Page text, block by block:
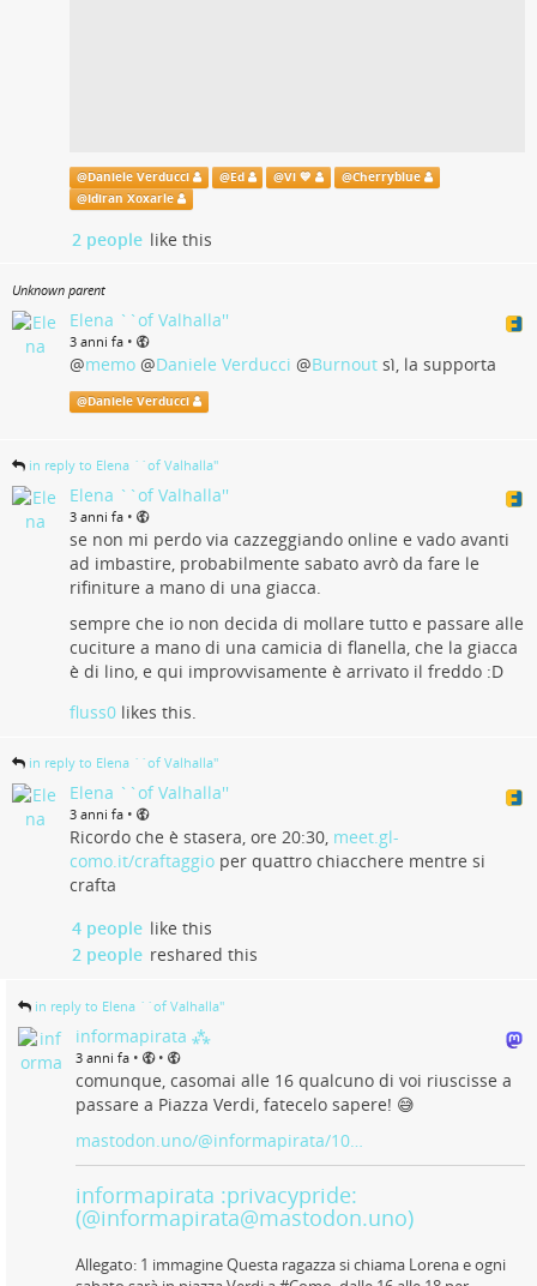
@Daniele Verducci @Ed @Vi 💙 @Cherryblue
@Idiran Xoxarle
2 people like this
Unknown parent
Elena ``of Valhalla''
3 anni fa •
@memo @Daniele Verducci @Burnout sì, la supporta
@Daniele Verducci
in reply to Elena ``of Valhalla''
Elena ``of Valhalla''
3 anni fa •
se non mi perdo via cazzeggiando online e vado avanti
ad imbastire, probabilmente sabato avrò da fare le
rifiniture a mano di una giacca.
sempre che io non decida di mollare tutto e passare alle
cuciture a mano di una camicia di flanella, che la giacca
è di lino, e qui improvvisamente è arrivato il freddo :D
fluss0 likes this.
in reply to Elena ``of Valhalla''
Elena ``of Valhalla''
3 anni fa •
Ricordo che è stasera, ore 20:30, meet.gl-
como.it/craftaggio per quattro chiacchere mentre si
crafta
4 people like this
2 people reshared this
in reply to Elena ``of Valhalla''
informapirata ⁂
3 anni fa • •
comunque, casomai alle 16 qualcuno di voi riuscisse a
passare a Piazza Verdi, fatecelo sapere! 😅
mastodon.uno/@informapirata/10…
informapirata :privacypride:
(@informapirata@mastodon.uno)
Allegato: 1 immagine Questa ragazza si chiama Lorena e ogni